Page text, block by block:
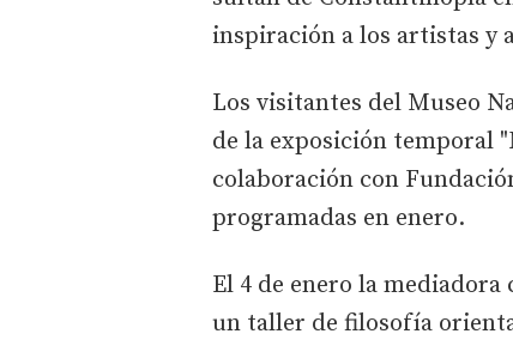
inspiración a los artistas y
Los visitantes del Museo
de la exposición temporal
colaboración con
programadas en enero.
El 4 de enero la
un taller de filosofía